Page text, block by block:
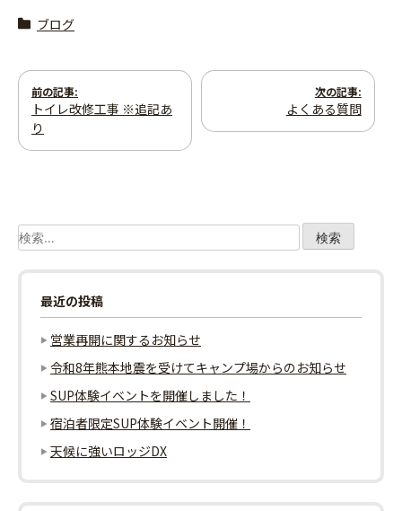
ブログ
投
稿
ゲ
ー
シ
ョ
ン
前の記事:
トイレ改修工事 ※追記あ
り
次の記事:
よくある質問
検
索:
最近の投稿
営業再開に関するお知らせ
令和8年熊本地震を受けてキャンプ場からのお知らせ
SUP体験イベントを開催しました！
宿泊者限定SUP体験イベント開催！
天候に強いロッジDX